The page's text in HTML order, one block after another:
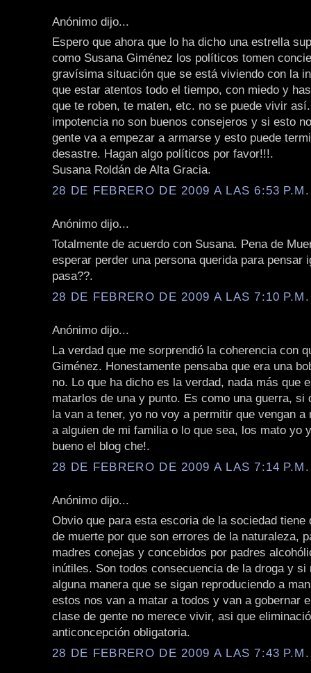
Anónimo dijo...
Espero que ahora que lo ha dicho una estrella
como Susana Giménez los políticos tomen
gravísima situación que se está viviendo con la
que estar atentos todo el tiempo, con miedo y
que te roben, te maten, etc. no se puede vivir
impotencia no son buenos consejeros y si esto
gente va a empezar a armarse y esto puede
desastre. Hagan algo políticos por favor!!!.
Susana Roldán de Alta Gracia.
28 DE FEBRERO DE 2009 A LAS 6:53 P.M.
Anónimo dijo...
Totalmente de acuerdo con Susana. Pena de
esperar perder una persona querida para pensar
pasa??.
28 DE FEBRERO DE 2009 A LAS 7:10 P.M.
Anónimo dijo...
La verdad que me sorprendió la coherencia con
Giménez. Honestamente pensaba que era una
no. Lo que ha dicho es la verdad, nada más que
matarlos de una y punto. Es como una guerra, si
la van a tener, yo no voy a permitir que vengan a
a alguien de mi familia o lo que sea, los mato yo
bueno el blog che!.
28 DE FEBRERO DE 2009 A LAS 7:14 P.M.
Anónimo dijo...
Obvio que para esta escoria de la sociedad tiene
de muerte por que son errores de la naturaleza,
madres conejas y concebidos por padres
inútiles. Son todos consecuencia de la droga y si
alguna manera que se sigan reproduciendo a
estos nos van a matar a todos y van a gobernar
clase de gente no merece vivir, asi que
anticoncepción obligatoria.
28 DE FEBRERO DE 2009 A LAS 7:43 P.M.